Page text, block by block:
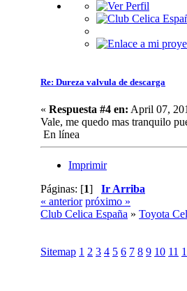
Re: Dureza valvula de descarga
« Respuesta #4 en: April 07,
Vale, me quedo mas tranquilo
En línea
Imprimir
Páginas: [1] Ir Arriba
« anterior próximo »
Club Celica España » Toyota
Sitemap 1 2 3 4 5 6 7 8 9 10 11